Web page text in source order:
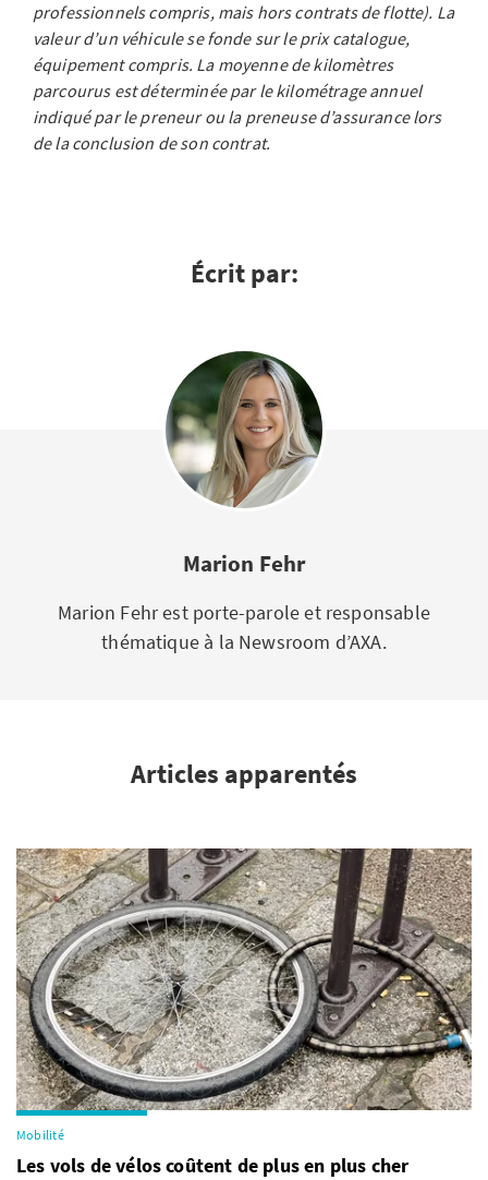
professionnels compris, mais hors contrats de flotte). La
valeur d’un véhicule se fonde sur le prix catalogue,
équipement compris. La moyenne de kilomètres
parcourus est déterminée par le kilométrage annuel
indiqué par le preneur ou la preneuse d’assurance lors
de la conclusion de son contrat.
Écrit par:
Marion Fehr
Marion Fehr est porte-parole et responsable
thématique à la Newsroom d’AXA.
Articles apparentés
Mobilité
Les vols de vélos coûtent de plus en plus cher